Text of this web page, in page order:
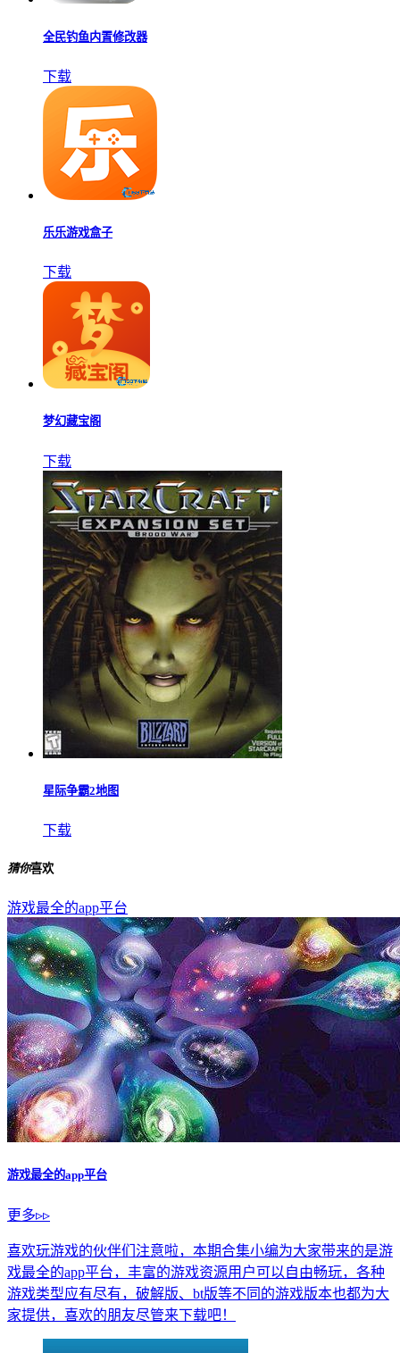
全民钓鱼内置修改器
下载
乐乐游戏盒子
下载
梦幻藏宝阁
下载
星际争霸2地图
下载
猜你喜欢
游戏最全的app平台
游戏最全的app平台
更多▹▹
喜欢玩游戏的伙伴们注意啦，本期合集小编为大家带来的是游
戏最全的app平台，丰富的游戏资源用户可以自由畅玩，各种
游戏类型应有尽有，破解版、bt版等不同的游戏版本也都为大
家提供，喜欢的朋友尽管来下载吧！